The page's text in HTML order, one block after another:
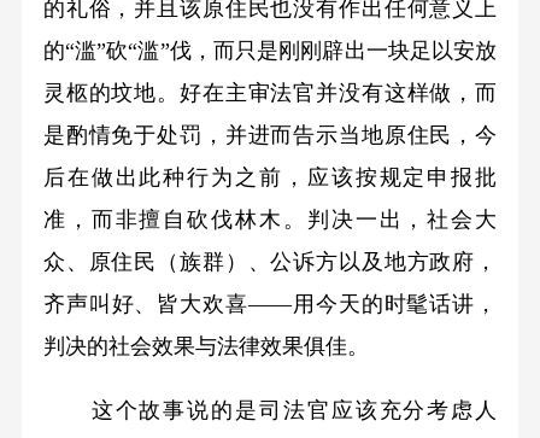
的礼俗，并且该原住民也没有作出任何意义上
的“滥”砍“滥”伐，而只是刚刚辟出一块足以安放
灵柩的坟地。好在主审法官并没有这样做，而
是酌情免于处罚，并进而告示当地原住民，今
后在做出此种行为之前，应该按规定申报批
准，而非擅自砍伐林木。判决一出，社会大
众、原住民（族群）、公诉方以及地方政府，
齐声叫好、皆大欢喜——用今天的时髦话讲，
判决的社会效果与法律效果俱佳。
这个故事说的是司法官应该充分考虑人